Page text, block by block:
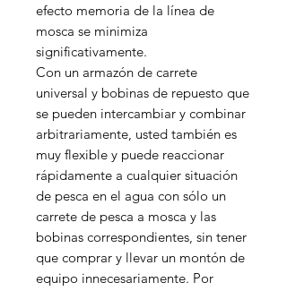
efecto memoria de la línea de
mosca se minimiza
significativamente.
Con un armazón de carrete
universal y bobinas de repuesto que
se pueden intercambiar y combinar
arbitrariamente, usted también es
muy flexible y puede reaccionar
rápidamente a cualquier situación
de pesca en el agua con sólo un
carrete de pesca a mosca y las
bobinas correspondientes, sin tener
que comprar y llevar un montón de
equipo innecesariamente. Por